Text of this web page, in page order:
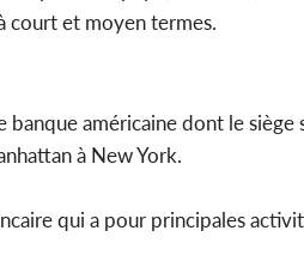
court et moyen termes.
banque américaine dont le
à New York.
qui a pour principales